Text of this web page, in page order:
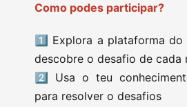
Como podes participar?
1️⃣ Explora a plataforma do
descobre o desafio de cada
2️⃣ Usa o teu
para resolver o desafios